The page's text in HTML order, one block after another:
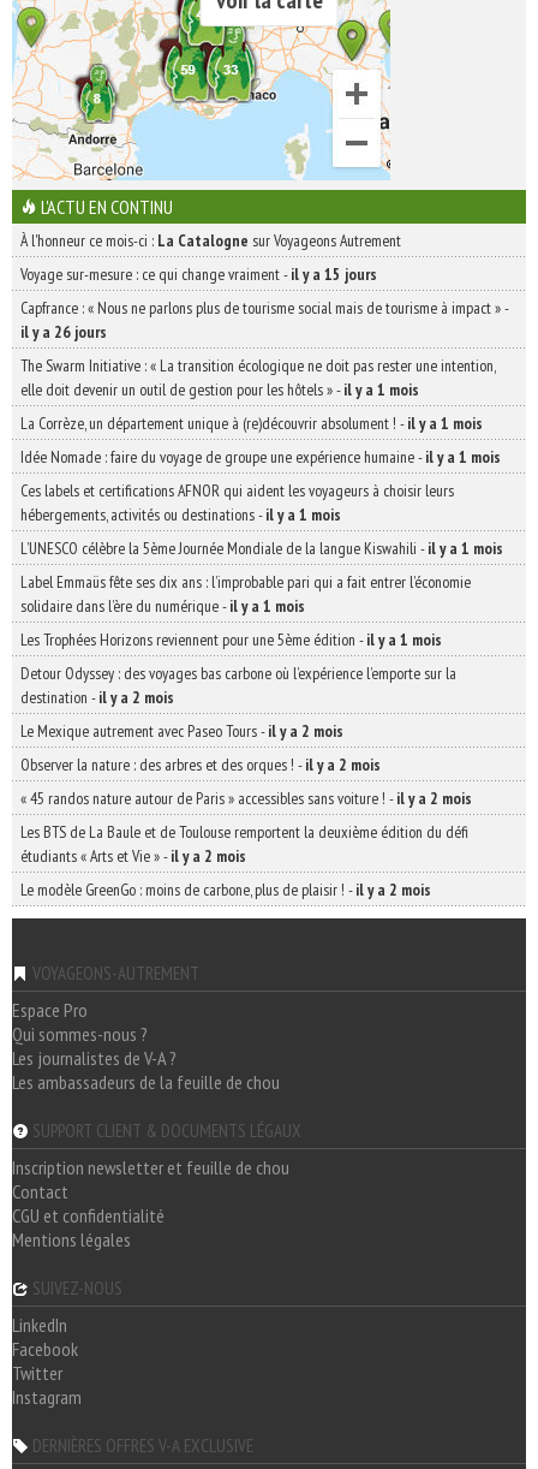
L'ACTU EN CONTINU
À l'honneur ce mois-ci : La Catalogne sur Voyageons Autrement
Voyage sur-mesure : ce qui change vraiment-il y a 15 jours
Capfrance : « Nous ne parlons plus de tourisme social mais de tourisme à impact »-
il y a 26 jours
The Swarm Initiative : « La transition écologique ne doit pas rester une intention,
elle doit devenir un outil de gestion pour les hôtels »-il y a 1 mois
La Corrèze, un département unique à (re)découvrir absolument ! -il y a 1 mois
Idée Nomade : faire du voyage de groupe une expérience humaine-il y a 1 mois
Ces labels et certifications AFNOR qui aident les voyageurs à choisir leurs
hébergements, activités ou destinations-il y a 1 mois
L’UNESCO célèbre la 5ème Journée Mondiale de la langue Kiswahili -il y a 1 mois
Label Emmaüs fête ses dix ans : l’improbable pari qui a fait entrer l’économie
solidaire dans l’ère du numérique-il y a 1 mois
Les Trophées Horizons reviennent pour une 5ème édition -il y a 1 mois
Detour Odyssey : des voyages bas carbone où l’expérience l’emporte sur la
destination -il y a 2 mois
Le Mexique autrement avec Paseo Tours-il y a 2 mois
Observer la nature : des arbres et des orques ! -il y a 2 mois
« 45 randos nature autour de Paris » accessibles sans voiture ! -il y a 2 mois
Les BTS de La Baule et de Toulouse remportent la deuxième édition du défi
étudiants « Arts et Vie »-il y a 2 mois
Le modèle GreenGo : moins de carbone, plus de plaisir ! -il y a 2 mois
VOYAGEONS-AUTREMENT
Espace Pro
Qui sommes-nous ?
Les journalistes de V-A ?
Les ambassadeurs de la feuille de chou
SUPPORT CLIENT & DOCUMENTS LÉGAUX
Inscription newsletter et feuille de chou
Contact
CGU et confidentialité
Mentions légales
SUIVEZ-NOUS
LinkedIn
Facebook
Twitter
Instagram
DERNIÈRES OFFRES V-A EXCLUSIVE